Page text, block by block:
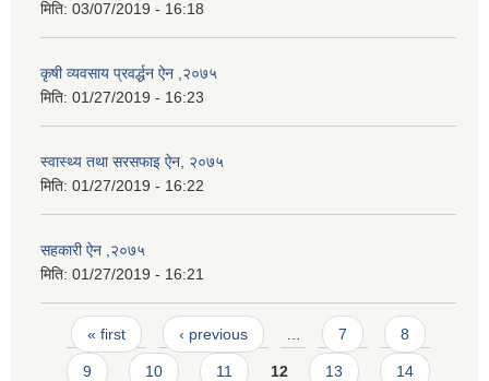
मिति: 03/07/2019 - 16:18
कृषी व्यवसाय प्रवर्द्धन ऐन ,२०७५
मिति: 01/27/2019 - 16:23
स्वास्थ्य तथा सरसफाइ ऐन, २०७५
मिति: 01/27/2019 - 16:22
सहकारी ऐन ,२०७५
मिति: 01/27/2019 - 16:21
Pages
« first ‹ previous 7 8
9 10 11 12 13 14